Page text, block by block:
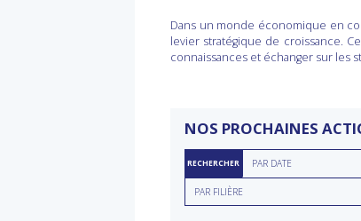
Dans un monde économique en
levier stratégique de croissance.
connaissances et échanger sur les
NOS PROCHAINES
RECHERCHER Rechercher
par
date
PAR DATE
Rechercher
parPAR FILIÈRE